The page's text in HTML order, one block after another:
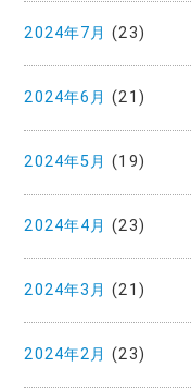
2024年7月 (23)
2024年6月 (21)
2024年5月 (19)
2024年4月 (23)
2024年3月 (21)
2024年2月 (23)